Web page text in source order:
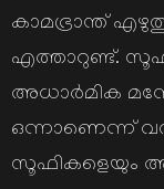
കാമഭ്രാന്ത്
എത്താറുണ്ട്.
അധാര്‍മിക
ഒന്നാണെന്ന്
സൂഫികളെയും